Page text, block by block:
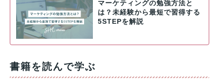
マーケティングの勉強方法と
は？未経験から最短で習得する
5STEPを解説
書籍を読んで学ぶ